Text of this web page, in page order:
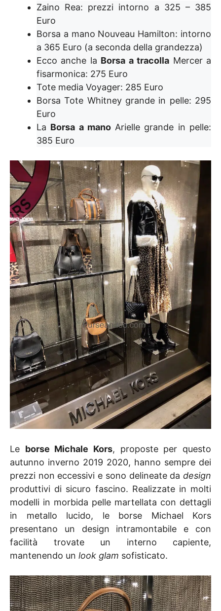
Zaino Rea: prezzi intorno a 325 – 385
Euro
Borsa a mano Nouveau Hamilton: intorno
a 365 Euro (a seconda della grandezza)
Ecco anche la Borsa a tracolla Mercer a
fisarmonica: 275 Euro
Tote media Voyager: 285 Euro
Borsa Tote Whitney grande in pelle: 295
Euro
La Borsa a manoArielle grande in pelle:
385 Euro
Le borse Michale Kors, proposte per questo
autunno inverno 2019 2020, hanno sempre dei
prezzi non eccessivi e sono delineate da design
produttivi di sicuro fascino. Realizzate in molti
modelli in morbida pelle martellata con dettagli
in metallo lucido, le borse Michael Kors
presentano un design intramontabile e con
facilità trovate un interno capiente,
mantenendo un look glam sofisticato.